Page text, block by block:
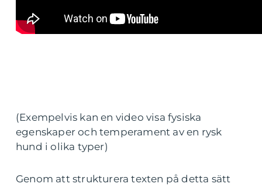
(Exempelvis kan en video visa fysiska
egenskaper och temperament av en rysk
hund i olika typer)
Genom att strukturera texten på detta sätt